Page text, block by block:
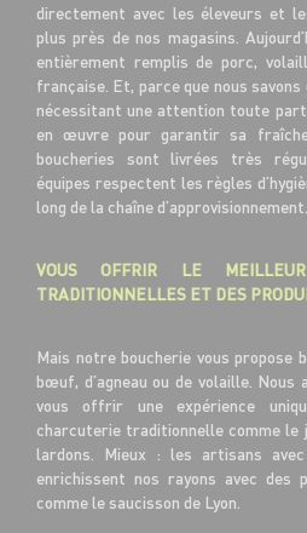
directement avec les éleveurs et
plus près de nos magasins.
entièrement remplis de porc,
française. Et, parce que nous
nécessitant une attention toute
en œuvre pour garantir sa
boucheries sont livrées très
équipes respectent les règles
long de la chaîne d’approvisionnement.
VOUS OFFRIR LE
TRADITIONNELLES ET DES
Mais notre boucherie vous propose
bœuf, d’agneau ou de volaille.
vous offrir une expérience
charcuterie traditionnelle comme le
lardons. Mieux : les artisans
enrichissent nos rayons avec des
comme le saucisson de Lyon.